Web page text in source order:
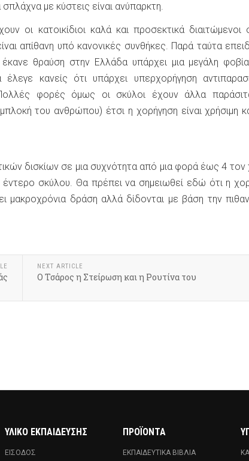
με κύστεις είναι ανύπαρκτη.
οι κατοικίδιοι καλά και προσεκτικά διαιτώμενοι
απίθανη υπό κανονικές συνθήκες. Παρά ταύτα
θραύση στην Ελλάδα υπάρχει μια μεγάλη
κανείς ότι υπάρχει υπερχορήγηση
φορές όμως οι σκύλοι έχουν άλλα
του ανθρώπου) έτσι η χορήγηση είναι χρήσιμη
δισκίων σε μια συχνότητα από μια φορά έως 4 τον
σκύλου. Θα πρέπει να σημειωθεί εδώ ότι η
μακροχρόνια δράση αλλά δίδονται με βάση την
NEXT ARTICLE
Ο Τσάρος η Στείρωση και η Ρουτίνα του
ΥΛΙΚΌ ΕΚΠΑΊΔΕΥΣΗΣ
ΕΊΣΟΔΟΣ
ΠΡΟΪΌΝΤΑ
ΕΚΠΑΙΔΕΥΤΙΚΆ ΒΙΒΛΊΑ